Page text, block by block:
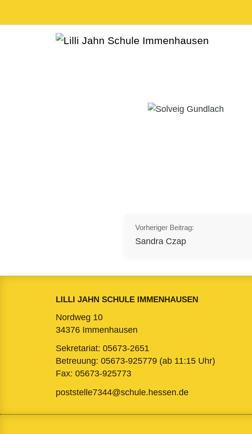
Beitragsnavigation
Vorheriger Beitrag:
Sandra Czap
LILLI JAHN SCHULE IMMENHAUSEN
Nordweg 10
34376 Immenhausen
Sekretariat: 05673-2651
Betreuung: 05673-925779(ab 11:15 Uhr)
Fax: 05673-925773
poststelle7344@schule.hessen.de